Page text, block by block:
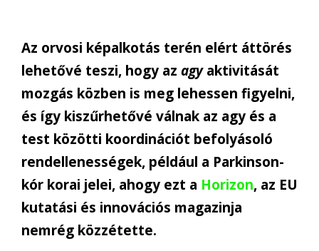
Az orvosi képalkotás terén elért áttörés
lehetővé teszi, hogy az agyaktivitását
mozgás közben is meg lehessen figyelni,
és így kiszűrhetővé válnak az agy és a
test közötti koordinációt befolyásoló
rendellenességek, például a Parkinson-
kór korai jelei, ahogy ezt a Horizon, az EU
kutatási és innovációs magazinja
nemrég közzétette.